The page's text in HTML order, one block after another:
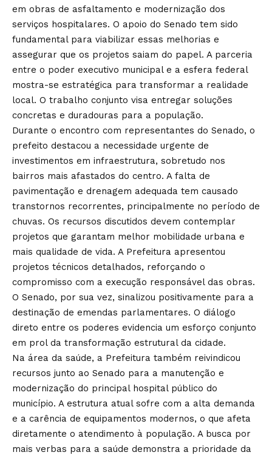
em obras de asfaltamento e modernização dos
serviços hospitalares. O apoio do Senado tem sido
fundamental para viabilizar essas melhorias e
assegurar que os projetos saiam do papel. A parceria
entre o poder executivo municipal e a esfera federal
mostra-se estratégica para transformar a realidade
local. O trabalho conjunto visa entregar soluções
concretas e duradouras para a população.
Durante o encontro com representantes do Senado, o
prefeito destacou a necessidade urgente de
investimentos em infraestrutura, sobretudo nos
bairros mais afastados do centro. A falta de
pavimentação e drenagem adequada tem causado
transtornos recorrentes, principalmente no período de
chuvas. Os recursos discutidos devem contemplar
projetos que garantam melhor mobilidade urbana e
mais qualidade de vida. A Prefeitura apresentou
projetos técnicos detalhados, reforçando o
compromisso com a execução responsável das obras.
O Senado, por sua vez, sinalizou positivamente para a
destinação de emendas parlamentares. O diálogo
direto entre os poderes evidencia um esforço conjunto
em prol da transformação estrutural da cidade.
Na área da saúde, a Prefeitura também reivindicou
recursos junto ao Senado para a manutenção e
modernização do principal hospital público do
município. A estrutura atual sofre com a alta demanda
e a carência de equipamentos modernos, o que afeta
diretamente o atendimento à população. A busca por
mais verbas para a saúde demonstra a prioridade da